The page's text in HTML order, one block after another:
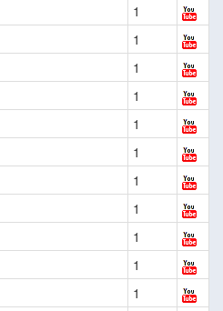
1
1
1
1
1
1
1
1
1
1
1